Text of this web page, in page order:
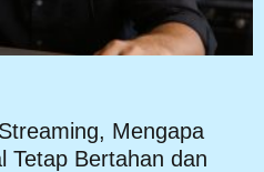
Mengapa
Tetap Bertahan dan